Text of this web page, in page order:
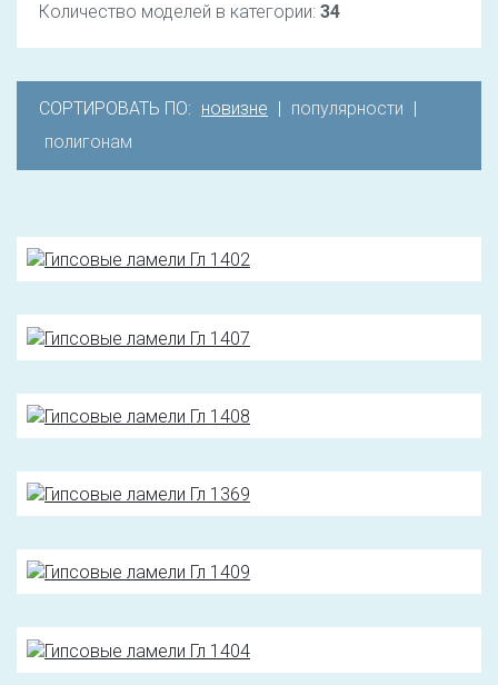
Количество моделей в категории: 34
СОРТИРОВАТЬ ПО: новизне | популярности |
полигонам